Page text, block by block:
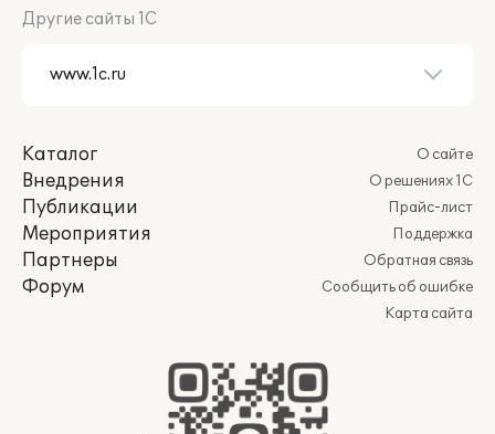
Другие сайты 1С
Каталог
Внедрения
Публикации
Мероприятия
Партнеры
Форум
О сайте
О решениях 1С
Прайс-лист
Поддержка
Обратная связь
Сообщить об ошибке
Карта сайта